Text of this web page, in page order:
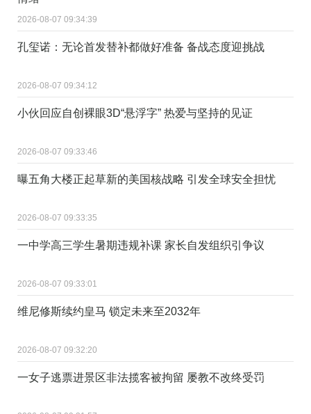
2026-08-07 09:34:39
孔玺诺：无论首发替补都做好准备 备战态度迎挑战
2026-08-07 09:34:12
小伙回应自创裸眼3D“悬浮字” 热爱与坚持的见证
2026-08-07 09:33:46
曝五角大楼正起草新的美国核战略 引发全球安全担忧
2026-08-07 09:33:35
一中学高三学生暑期违规补课 家长自发组织引争议
2026-08-07 09:33:01
维尼修斯续约皇马 锁定未来至2032年
2026-08-07 09:32:20
一女子逃票进景区非法揽客被拘留 屡教不改终受罚